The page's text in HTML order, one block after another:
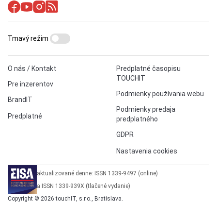
O nás / Kontakt
Pre inzerentov
BrandIT
Predplatné
Predplatné časopisu
TOUCHIT
Podmienky používania webu
Podmienky predaja
predplatného
GDPR
Nastavenia cookies
Tmavý režim
aktualizované denne: ISSN 1339-9497 (online)
a ISSN 1339-939X (tlačené vydanie)
Copyright © 2026 touchIT, s.r.o., Bratislava.